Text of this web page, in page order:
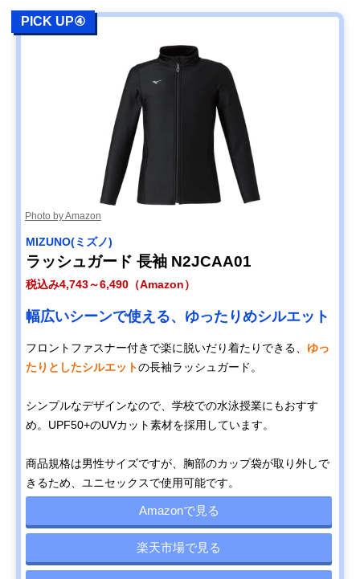
PICK UP④
Photo by Amazon
MIZUNO(ミズノ)
ラッシュガード 長袖 N2JCAA01
税込み4,743～6,490（Amazon）
幅広いシーンで使える、ゆったりめシルエット
フロントファスナー付きで楽に脱いだり着たりできる、 ゆっ
たりとしたシルエットの長袖ラッシュガード。
シンプルなデザインなので、学校での水泳授業にもおすす
め。UPF50+のUVカット素材を採用しています。
商品規格は男性サイズですが、胸部のカップ袋が取り外しで
きるため、ユニセックスで使用可能です。
Amazonで見る
楽天市場で見る